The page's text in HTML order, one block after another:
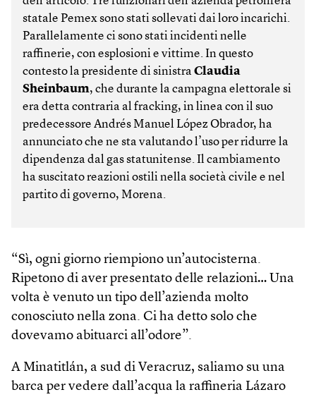
statale Pemex sono stati sollevati dai loro incarichi.
Parallelamente ci sono stati incidenti nelle
raffinerie, con esplosioni e vittime. In questo
contesto la presidente di sinistraClaudia
Sheinbaum, che durante la campagna elettorale si
era detta contraria al fracking, in linea con il suo
predecessore Andrés Manuel López Obrador, ha
annunciato che ne sta valutando l’uso per ridurre la
dipendenza dal gas statunitense. Il cambiamento
ha suscitato reazioni ostili nella società civile e nel
partito di governo, Morena.
“Sì, ogni giorno riempiono un’autocisterna.
Ripetono di aver presentato delle relazioni… Una
volta è venuto un tipo dell’azienda molto
conosciuto nella zona. Ci ha detto solo che
dovevamo abituarci all’odore”.
A Minatitlán, a sud di Veracruz, saliamo su una
barca per vedere dall’acqua la raffineria Lázaro